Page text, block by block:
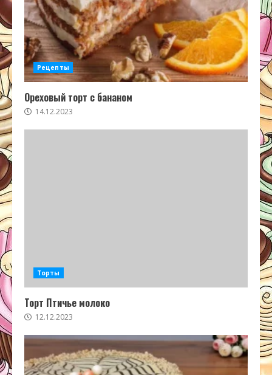
Рецепты
Ореховый торт с бананом
14.12.2023
Торты
Торт Птичье молоко
12.12.2023